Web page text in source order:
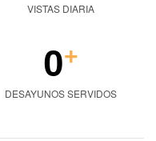
VISTAS DIARIA
DESAYUNOS SERVIDOS
0+